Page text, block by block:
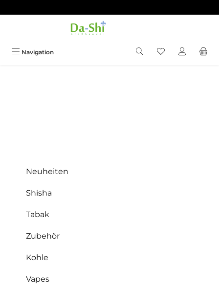
Navigation Du hast 0
Neuheiten
Shisha
Tabak
Zubehör
Kohle
Vapes